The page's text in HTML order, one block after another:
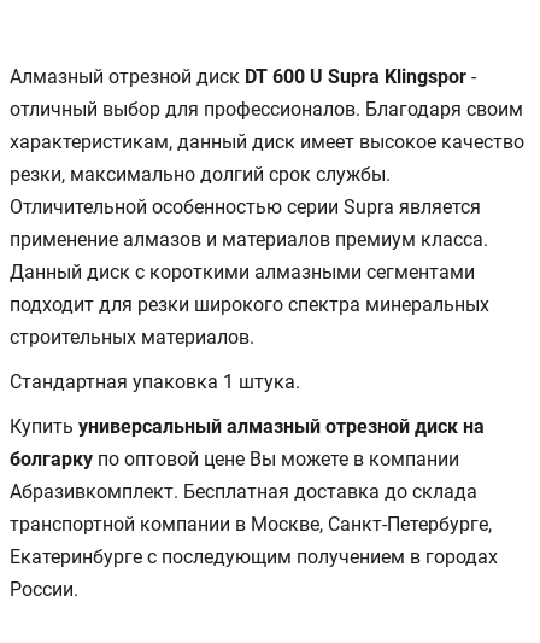
Алмазный отрезной диск DT 600 U Supra Klingspor -
отличный выбор для профессионалов. Благодаря своим
характеристикам, данный диск имеет высокое качество
резки, максимально долгий срок службы.
Отличительной особенностью серии Supra является
применение алмазов и материалов премиум класса.
Данный диск с короткими алмазными сегментами
подходит для резки широкого спектра минеральных
строительных материалов.
Стандартная упаковка 1 штука.
Купить универсальный алмазный отрезной диск на
болгарку по оптовой цене Вы можете в компании
Абразивкомплект. Бесплатная доставка до склада
транспортной компании в Москве, Санкт-Петербурге,
Екатеринбурге с последующим получением в городах
России.